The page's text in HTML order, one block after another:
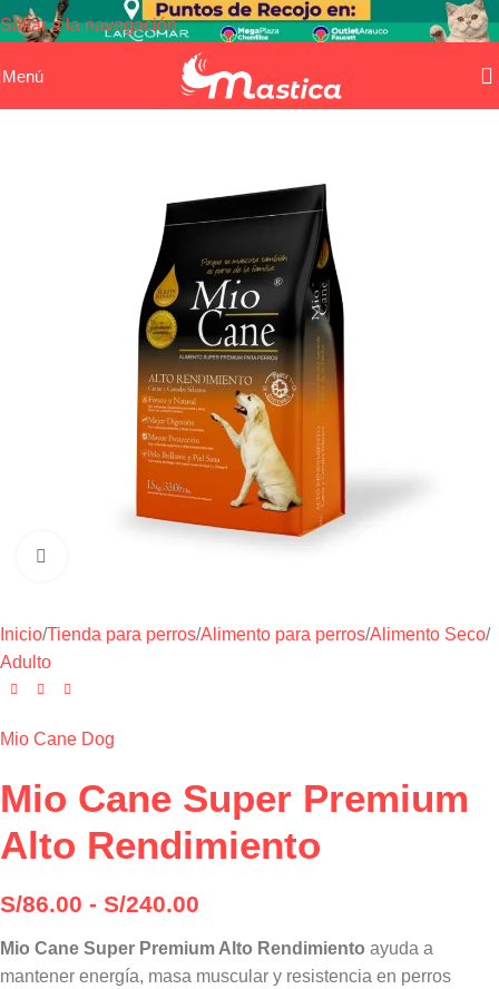
Saltar a la navegación
Saltar al contenido principal
Menú
Inicio/Tienda para perros/Alimento para perros/Alimento Seco/
Adulto
Mio Cane Dog
Mio Cane Super Premium
Alto Rendimiento
S/86.00 - S/240.00
Mio Cane Super Premium Alto Rendimiento ayuda a
mantener energía, masa muscular y resistencia en perros